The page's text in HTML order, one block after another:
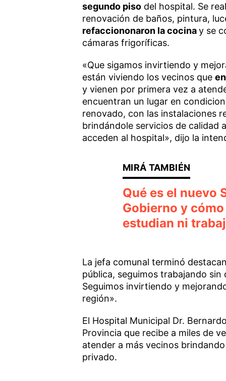
segundo pisodel hospital. Se
renovación de baños, pintura,
refacciononaron la cocinay se
cámaras frigoríficas.
«Que sigamos invirtiendo y
están viviendo los vecinos que
y vienen por primera vez a
encuentran un lugar en
renovado, con las instalaciones
brindándole servicios de calidad
acceden al hospital», dijo la
Qué es el nuevo
Gobierno y
estudian ni
La jefa comunal terminó
pública, seguimos trabajando sin
Seguimos invirtiendo y
región».
El Hospital Municipal Dr.
Provincia que recibe a miles de
atender a más vecinos
privado.